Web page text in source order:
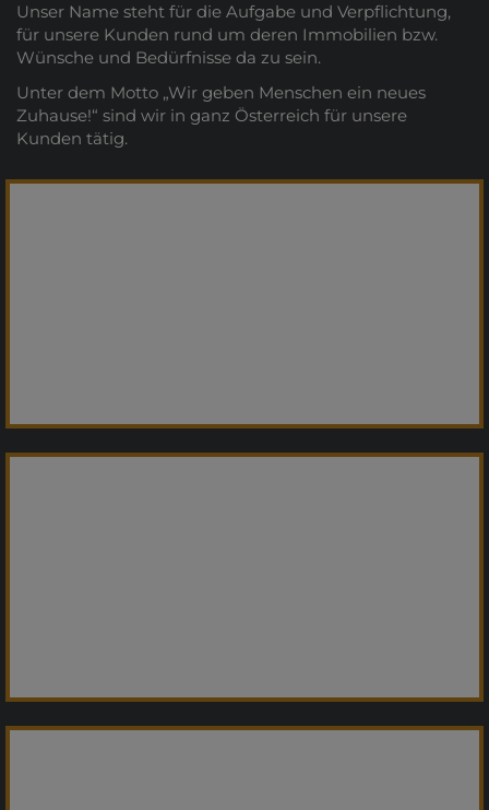
Unser Name steht für die Aufgabe und Verpflichtung,
für unsere Kunden rund um deren Immobilien bzw.
Wünsche und Bedürfnisse da zu sein.
Unter dem Motto „Wir geben Menschen ein neues
Zuhause!“ sind wir in ganz Österreich für unsere
Kunden tätig.